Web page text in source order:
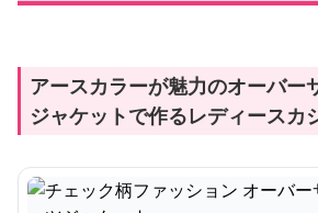
アースカラーが魅力のオーバー
ジャケットで作るレディースカ